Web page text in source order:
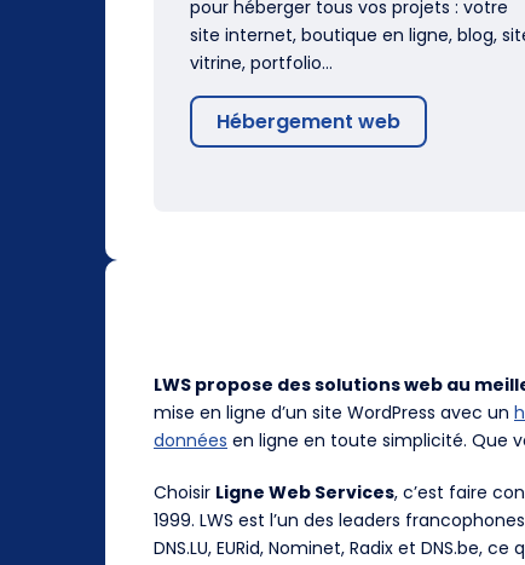
pour héberger tous vos projets : votre
site internet, boutique en ligne, blog,
vitrine, portfolio…
Hébergement web
LWS propose des solutions web au
mise en ligne d’un site WordPress avec un
données en ligne en toute simplicité. Que
Choisir Ligne Web Services, c’est faire
1999. LWS est l’un des leaders
DNS.LU, EURid, Nominet, Radix et